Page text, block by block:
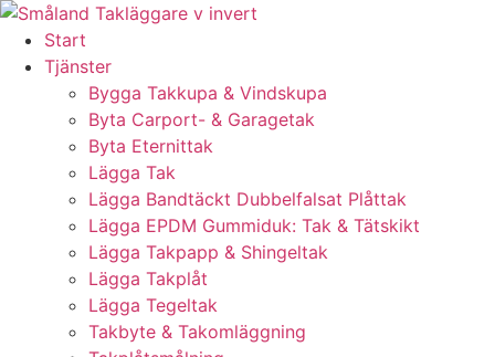
Skip
content
Start
Tjänster
Bygga Takkupa & Vindskupa
Byta Carport- & Garagetak
Byta Eternittak
Lägga Tak
Lägga Bandtäckt Dubbelfalsat Plåttak
Lägga EPDM Gummiduk: Tak & Tätskikt
Lägga Takpapp & Shingeltak
Lägga Takplåt
Lägga Tegeltak
Takbyte & Takomläggning